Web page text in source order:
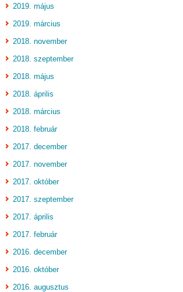
2019. május
2019. március
2018. november
2018. szeptember
2018. május
2018. április
2018. március
2018. február
2017. december
2017. november
2017. október
2017. szeptember
2017. április
2017. február
2016. december
2016. október
2016. augusztus